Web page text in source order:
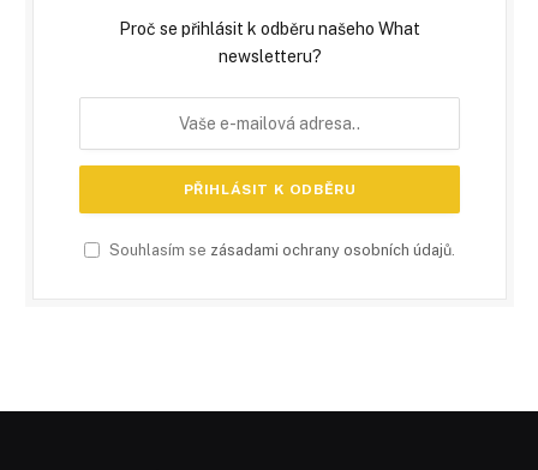
Proč se přihlásit k odběru našeho What
newsletteru?
Souhlasím se zásadami ochrany osobních údajů.